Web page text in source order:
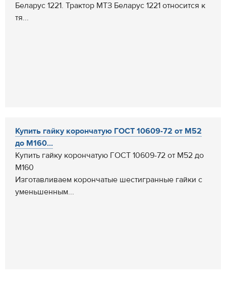
Беларус 1221. Трактор МТЗ Беларус 1221 относится к
тя...
Купить гайку корончатую ГОСТ 10609-72 от М52
до М160...
Купить гайку корончатую ГОСТ 10609-72 от М52 до
М160
Изготавливаем корончатые шестигранные гайки с
уменьшенным...